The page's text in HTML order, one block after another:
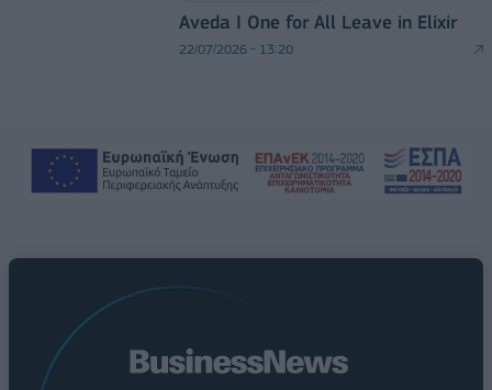
Aveda I One for All Leave in Elixir
22/07/2026 - 13:20